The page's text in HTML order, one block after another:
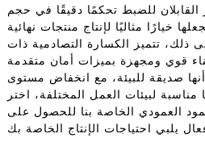
القابلان للضبط تحكمًا دقيقًا في حجم
خيارًا مثاليًا لإنتاج منتجات نهائية
ذلك، تتميز الكسارة التصادمية ذات
قوي ومجهزة بميزات أمان متقدمة
صديقة للبيئة، مع انخفاض مستوى
مناسبة لبيئات العمل المختلفة، اختر
العمودي الخاصة بنا للحصول على
يلبي احتياجات الإنتاج الخاصة بك